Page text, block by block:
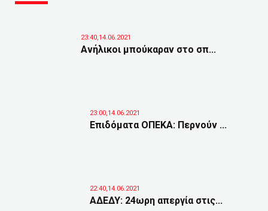
23:40,14.06.2021
Ανήλικοι μπούκαραν στο σπ...
23:00,14.06.2021
Επιδόματα ΟΠΕΚΑ: Περνούν ...
22:40,14.06.2021
ΑΔΕΔΥ: 24ωρη απεργία στις...